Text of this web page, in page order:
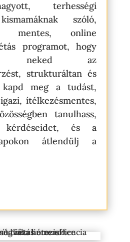
terhességi
szóló,
mentes, online
programot, hogy
neked az
strukturáltan és
kapd meg a tudást,
ítélkezésmentes,
tanulhass,
és a
átlendülj a